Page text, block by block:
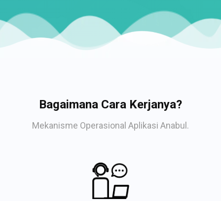
Bagaimana Cara Kerjanya?
Mekanisme Operasional Aplikasi Anabul.